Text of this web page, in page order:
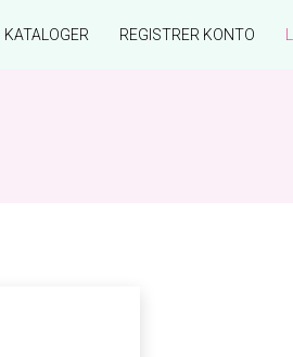
KATALOGER REGISTRER KONTO